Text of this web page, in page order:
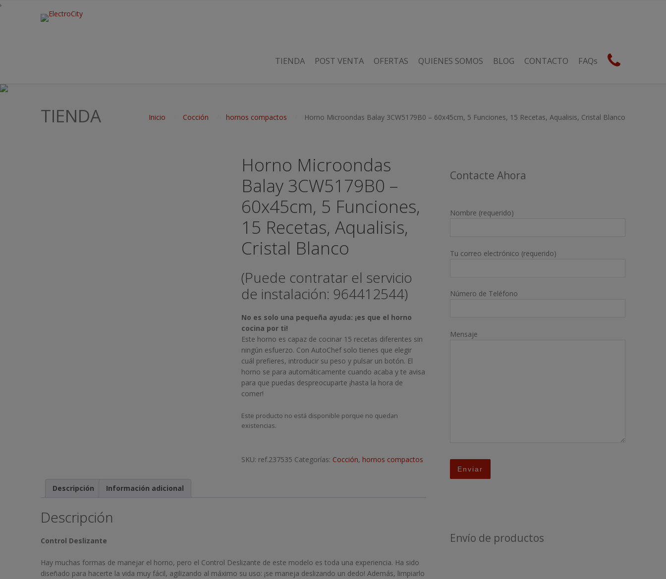
TIENDA POST VENTA OFERTAS QUIENES SOMOS BLOG CONTACTO FAQs
TIENDA Inicio Cocción hornos compactos Horno Microondas Balay 3CW5179B0 – 60x45cm, 5 Funciones, 15 Recetas, Aqualisis, Cristal Blanco
Horno Microondas
Balay 3CW5179B0 –
60x45cm, 5 Funciones,
15 Recetas, Aqualisis,
Cristal Blanco
(Puede contratar el servicio
de instalación: 964412544)
No es solo una pequeña ayuda: ¡es que el horno
cocina por ti!
Este horno es capaz de cocinar 15 recetas diferentes sin
ningún esfuerzo. Con AutoChef solo tienes que elegir
cuál prefieres, introducir su peso y pulsar un botón. El
horno se para automáticamente cuando acaba y te avisa
para que puedas despreocuparte ¡hasta la hora de
comer!
Este producto no está disponible porque no quedan
existencias.
SKU: ref.237535 Categorías: Cocción, hornos compactos
Descripción Información adicional
Descripción
Control Deslizante
Hay muchas formas de manejar el horno, pero el Control Deslizante de este modelo es toda una experiencia. Ha sido
diseñado para hacerte la vida muy fácil, agilizando al máximo su uso: ¡se maneja deslizando un dedo! Además, limpiarlo
Contacte Ahora
Nombre (requerido)
Tu correo electrónico (requerido)
Número de Teléfono
Mensaje
Envío de productos